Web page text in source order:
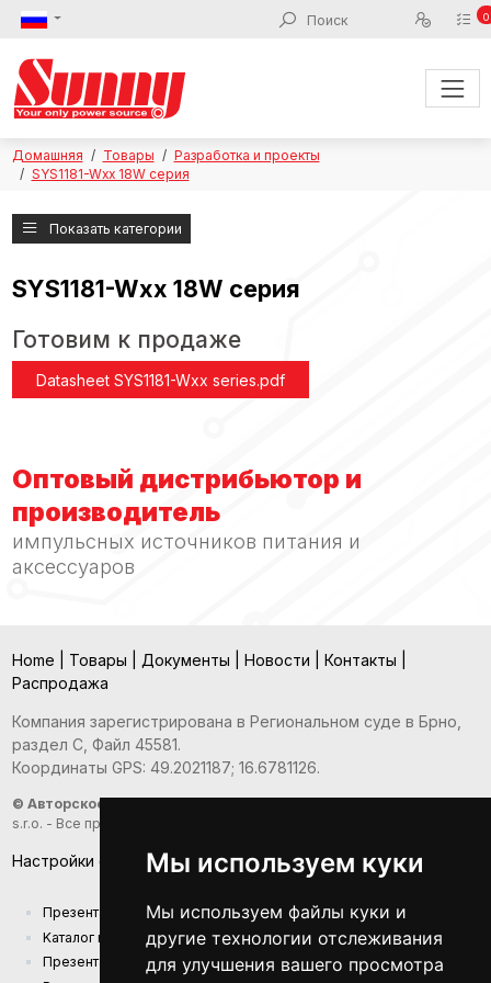
Мы используем куки
Мы используем файлы куки и
другие технологии отслеживания
для улучшения вашего просмотра
0
Домашняя Товары
Разработка и проекты
SYS1181-Wxx 18W серия
Показать категории
SYS1181-Wxx 18W серия
Готовим к продаже
Datasheet SYS1181-Wxx series.pdf
Оптовый дистрибьютор и
производитель
импульсных источников питания и
аксессуаров
Home Товары Документы Новости Контакты
Распродажа
Компания зарегистрирована в Региональном суде в Брно,
раздел С, Файл 45581.
Координаты GPS: 49.2021187; 16.6781126.
© Авторское право 2026
s.r.o. - Все права защищены
Настройки файлов cookie
Презентация компании
Kаталог продукции
Презентационный каталог